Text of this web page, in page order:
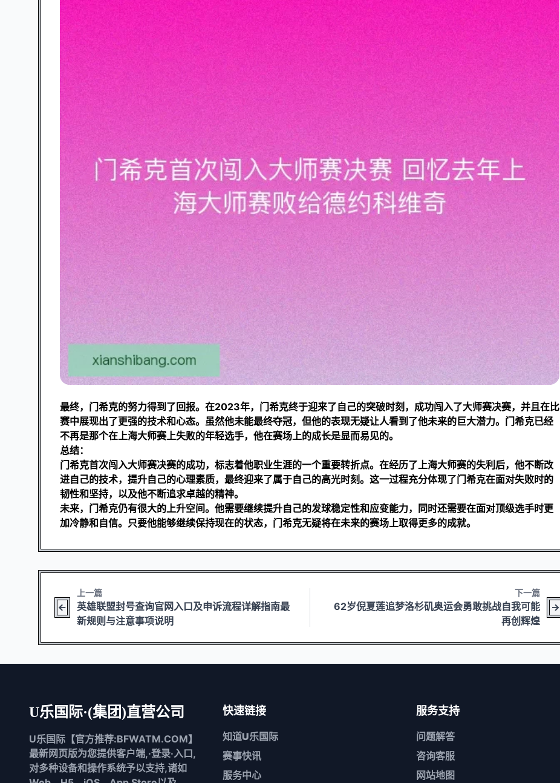
最终，门希克的努力得到了回报。在2023年，门希克终于迎来了自己的突破时刻，成功闯入了大师赛决赛，并且在比
赛中展现出了更强的技术和心态。虽然他未能最终夺冠，但他的表现无疑让人看到了他未来的巨大潜力。门希克已经
不再是那个在上海大师赛上失败的年轻选手，他在赛场上的成长是显而易见的。
总结：
门希克首次闯入大师赛决赛的成功，标志着他职业生涯的一个重要转折点。在经历了上海大师赛的失利后，他不断改
进自己的技术，提升自己的心理素质，最终迎来了属于自己的高光时刻。这一过程充分体现了门希克在面对失败时的
韧性和坚持，以及他不断追求卓越的精神。
未来，门希克仍有很大的上升空间。他需要继续提升自己的发球稳定性和应变能力，同时还需要在面对顶级选手时更
加冷静和自信。只要他能够继续保持现在的状态，门希克无疑将在未来的赛场上取得更多的成就。
上一篇
英雄联盟封号查询官网入口及申诉流程详解指南最
新规则与注意事项说明
下一篇
62岁倪夏莲追梦洛杉矶奥运会勇敢挑战自我可能
再创辉煌
U乐国际·(集团)直营公司
U乐国际【官方推荐:BFWATM.COM】
最新网页版为您提供客户端,·登录·入口,
对多种设备和操作系统予以支持,诸如
快速链接
知道U乐国际
赛事快讯
服务中心
服务支持
问题解答
咨询客服
网站地图